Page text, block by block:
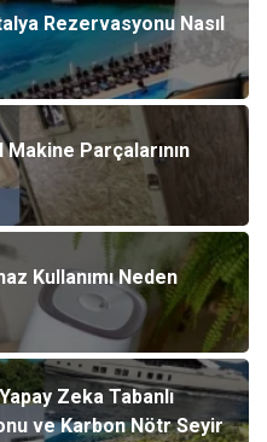
Rezervasyonu Nasıl
Parçalarının
Kullanımı Neden
Zeka Tabanlı
ve Karbon Nötr Seyir